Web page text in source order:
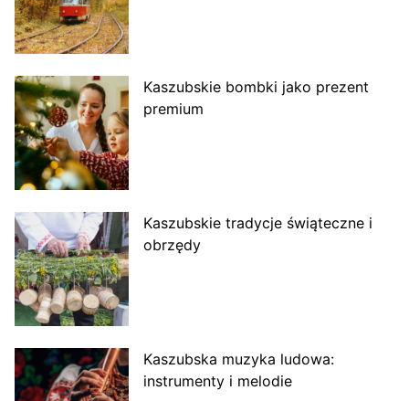
Kaszubskie bombki jako prezent
premium
Kaszubskie tradycje świąteczne i
obrzędy
Kaszubska muzyka ludowa:
instrumenty i melodie